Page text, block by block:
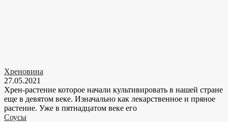
Хреновина
27.05.2021
Хрен-растение которое начали культивировать в нашей стране
еще в девятом веке. Изначально как лекарственное и пряное
растение. Уже в пятнадцатом веке его
Соусы